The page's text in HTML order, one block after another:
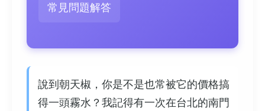
常見問題解答
說到朝天椒，你是不是也常被它的價格搞
得一頭霧水？我記得有一次在台北的南門